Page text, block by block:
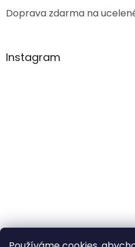
Doprava zdarma na
Instagram